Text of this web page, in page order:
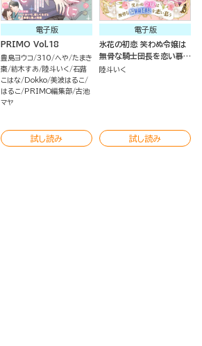
電子版
PRIMO Vol.18
豊島ヨウコ 310 へや たまき
棗 紡木すあ 陸斗いく 石蕗
こはな
Dokko 美波はるこ
はるこ
PRIMO編集部 古池
マヤ
試し読み
電子版
氷花の初恋 笑わぬ令嬢は
無骨な騎士団長を恋い慕う
（分冊版）
陸斗いく
試し読み